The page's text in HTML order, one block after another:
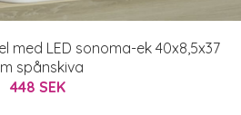
med LED sonoma-ek 40x8,5x37
spånskiva
448 SEK